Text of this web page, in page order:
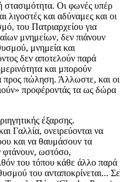
στασιμότητα. Οι φωνές υπέρ
λιγοστές και αδύναμες και οι
του Πατριαρχείου για
μνημείων, δεν πιάνουν
μνημεία και
δεν αποτελούν παρά
και μπορούν
προς πώληση. Άλλωστε, και οι
προφέροντάς τα ως δώρα
έξαρσης.
Γαλλία, ονειρεύονται να
και να θαυμάσουν τα
φτάνουν, ωστόσο,
του τόπου κάθε άλλο παρά
του ανταποκρίνεται... Σε